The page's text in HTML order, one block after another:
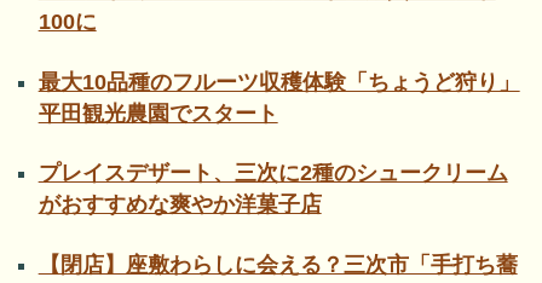
100に
最大10品種のフルーツ収穫体験「ちょうど狩り」
平田観光農園でスタート
プレイスデザート、三次に2種のシュークリーム
がおすすめな爽やか洋菓子店
【閉店】座敷わらしに会える？三次市「手打ち蕎